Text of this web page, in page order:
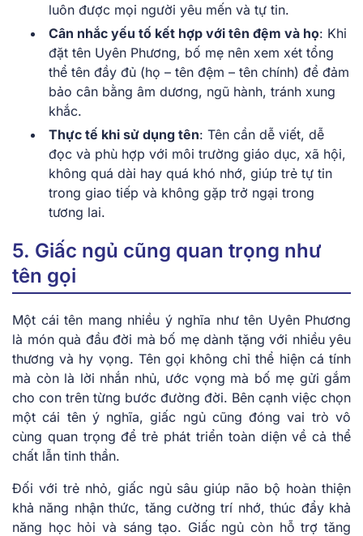
luôn được mọi người yêu mến và tự tin.
Cân nhắc yếu tố kết hợp với tên đệm và họ: Khi
đặt tên Uyên Phương, bố mẹ nên xem xét tổng
thể tên đầy đủ (họ – tên đệm – tên chính) để đảm
bảo cân bằng âm dương, ngũ hành, tránh xung
khắc.
Thực tế khi sử dụng tên: Tên cần dễ viết, dễ
đọc và phù hợp với môi trường giáo dục, xã hội,
không quá dài hay quá khó nhớ, giúp trẻ tự tin
trong giao tiếp và không gặp trở ngại trong
tương lai.
5. Giấc ngủ cũng quan trọng như
tên gọi
Một cái tên mang nhiều ý nghĩa như tên Uyên Phương
là món quà đầu đời mà bố mẹ dành tặng với nhiều yêu
thương và hy vọng. Tên gọi không chỉ thể hiện cá tính
mà còn là lời nhắn nhủ, ước vọng mà bố mẹ gửi gắm
cho con trên từng bước đường đời. Bên cạnh việc chọn
một cái tên ý nghĩa, giấc ngủ cũng đóng vai trò vô
cùng quan trọng để trẻ phát triển toàn diện về cả thể
chất lẫn tinh thần.
Đối với trẻ nhỏ, giấc ngủ sâu giúp não bộ hoàn thiện
khả năng nhận thức, tăng cường trí nhớ, thúc đẩy khả
năng học hỏi và sáng tạo. Giấc ngủ còn hỗ trợ tăng